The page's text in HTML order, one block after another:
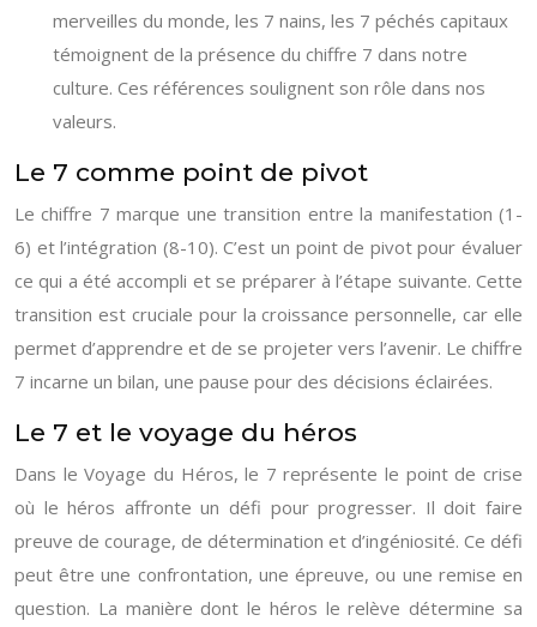
merveilles du monde, les 7 nains, les 7 péchés capitaux
témoignent de la présence du chiffre 7 dans notre
culture. Ces références soulignent son rôle dans nos
valeurs.
Le 7 comme point de pivot
Le chiffre 7 marque une transition entre la manifestation (1-
6) et l’intégration (8-10). C’est un point de pivot pour évaluer
ce qui a été accompli et se préparer à l’étape suivante. Cette
transition est cruciale pour la croissance personnelle, car elle
permet d’apprendre et de se projeter vers l’avenir. Le chiffre
7 incarne un bilan, une pause pour des décisions éclairées.
Le 7 et le voyage du héros
Dans le Voyage du Héros, le 7 représente le point de crise
où le héros affronte un défi pour progresser. Il doit faire
preuve de courage, de détermination et d’ingéniosité. Ce défi
peut être une confrontation, une épreuve, ou une remise en
question. La manière dont le héros le relève détermine sa